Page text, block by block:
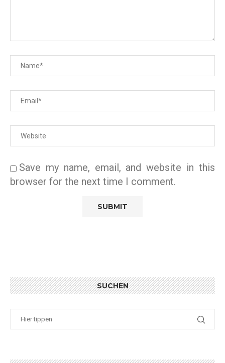
Save my name, email, and website in this
browser for the next time I comment.
SUCHEN